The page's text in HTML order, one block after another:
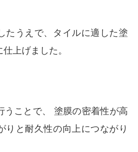
たうえで、タイルに適した塗
上げました。
うことで、 塗膜の密着性が高
りと耐久性の向上につながり